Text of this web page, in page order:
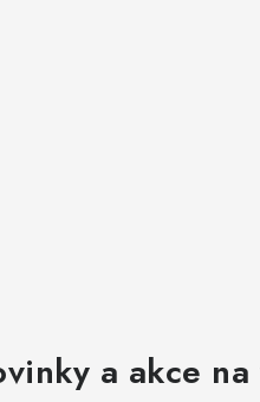
a akce na